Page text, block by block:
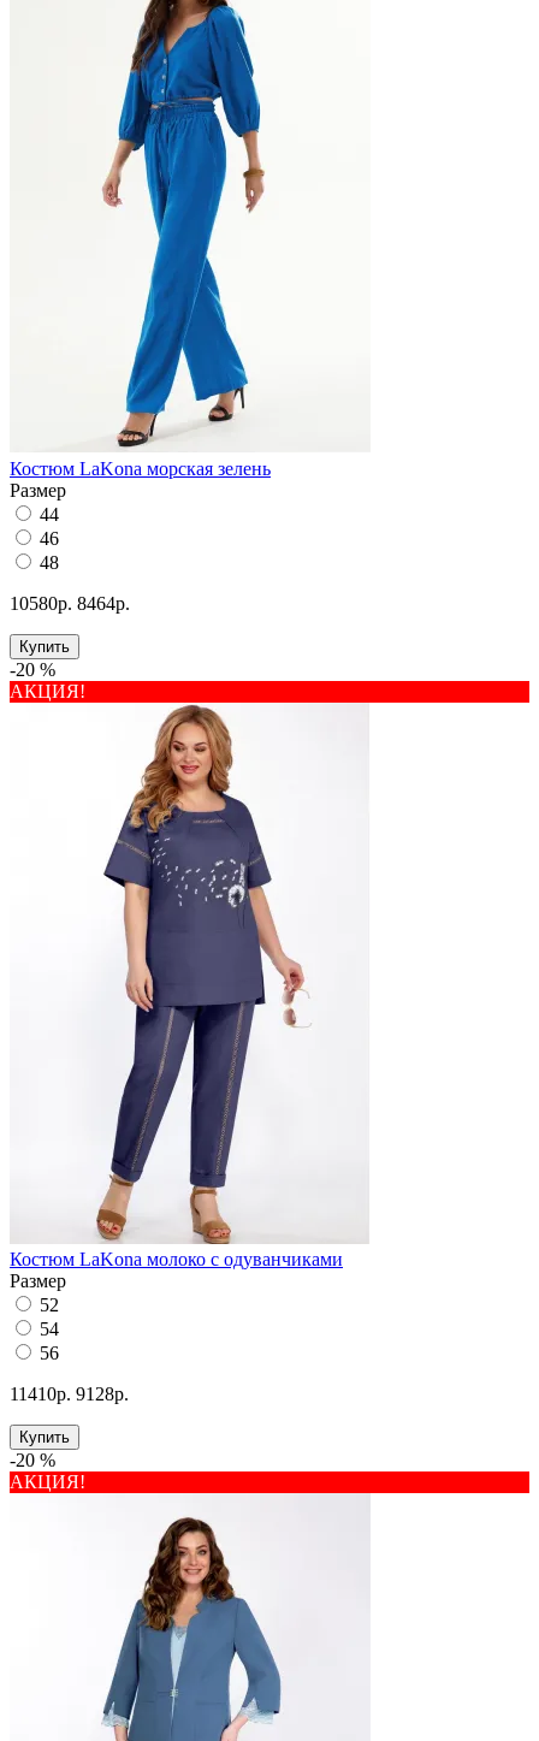
Костюм LaKona морская зелень
Размер
44
46
48
10580р. 8464р.
Купить
-20 %
АКЦИЯ!
Костюм LaKona молоко с одуванчиками
Размер
52
54
56
11410р. 9128р.
Купить
-20 %
АКЦИЯ!